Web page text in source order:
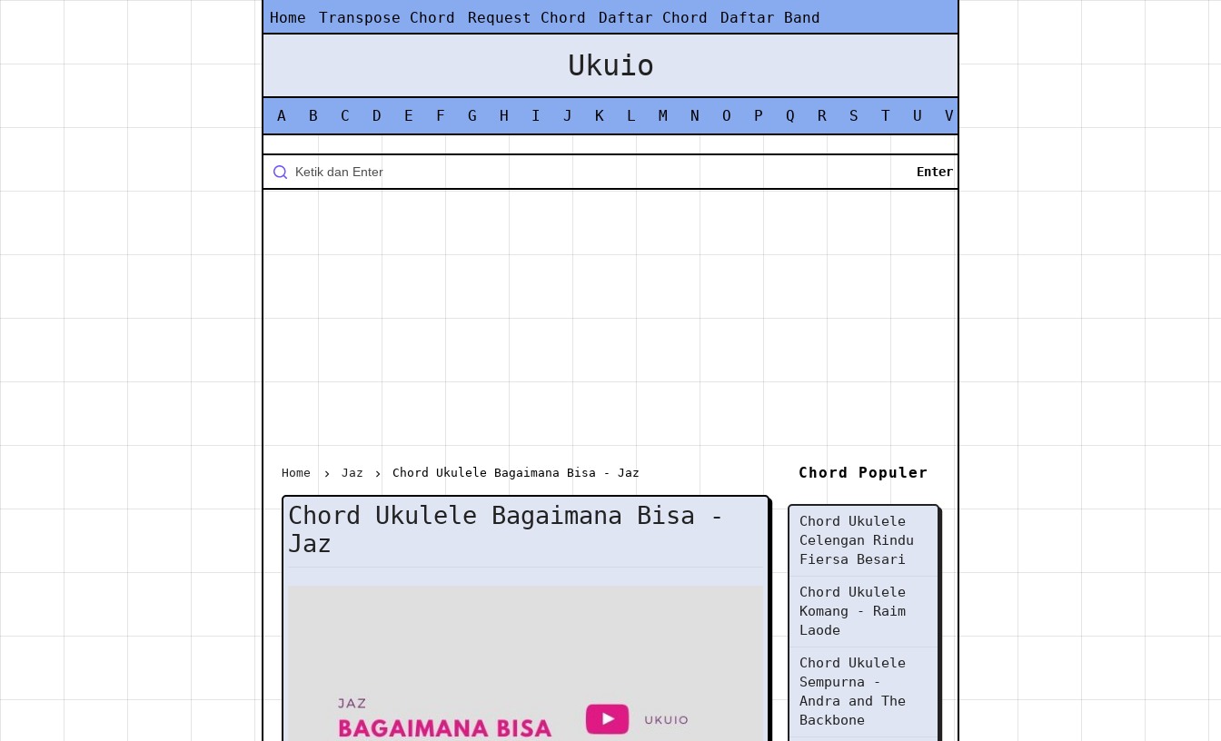
Home Transpose Chord Request Chord Daftar Chord Daftar Band
Ukuio
A B C D E F G H I J K L M N O P Q R S T U V
Home Jaz Chord Ukulele Bagaimana Bisa - Jaz
Chord Ukulele Bagaimana Bisa -
Jaz
Chord Populer
Chord Ukulele
Celengan Rindu
Fiersa Besari
Chord Ukulele
Komang - Raim
Laode
Chord Ukulele
Sempurna -
Andra and The
Backbone